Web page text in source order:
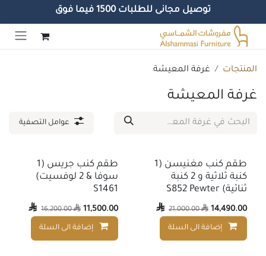
توصيل مجانى للطلبات 1500 فيما فوق
تخطي للذهاب إلى المحتوى
المنتجات غرفة المعيشة
غرفة المعيشة
عوامل التصفية
طقم كنب مغنيسن (1
كنبة ثلاثية و 2 كنبة
ثنائية) S852 Pewter
14,490.00
21,000.00
إضافة الى السلة إضافة إلى قائمة الأمنيات
طقم كنب جريس (1
سوفا & 2 لوفسيت)
S1461
11,500.00

16,200.00
إضافة الى السلة